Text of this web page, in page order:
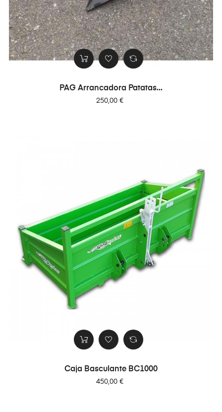
PAG Arrancadora Patatas...
Precio
250,00 €
Caja Basculante BC1000
Precio
450,00 €